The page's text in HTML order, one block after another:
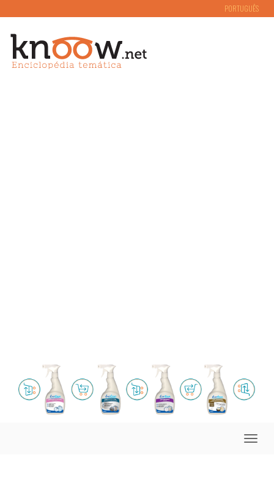
PORTUGUÊS
Toggle